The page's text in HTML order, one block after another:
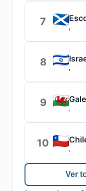
7
8
9
10
Ver